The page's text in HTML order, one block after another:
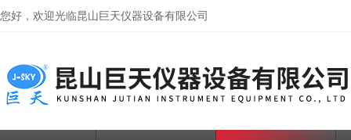
您好，欢迎光临昆山巨天仪器设备有限公司